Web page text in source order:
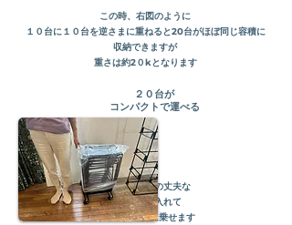
この時、 右図のように
１０台に１０台を逆さまに重ねると20台がほぼ同じ容積に
収納できますが
重さは約2０kとなります
​厚み
0.１mm以上の丈夫な
ナイン袋に入れて
キャスター台に乗せます
​２０台が
コンパクトで運べる